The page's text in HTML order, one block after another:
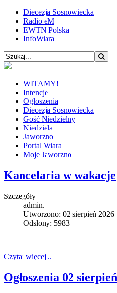
Diecezja Sosnowiecka
Radio eM
EWTN Polska
InfoWiara
WITAMY!
Intencje
Ogłoszenia
Diecezja Sosnowiecka
Gość Niedzielny
Niedziela
Jaworzno
Portal Wiara
Moje Jaworzno
Kancelaria w wakacje
Szczegóły
admin.
Utworzono: 02 sierpień 2026
Odsłony: 5983
Czytaj więcej...
Ogłoszenia 02 sierpień